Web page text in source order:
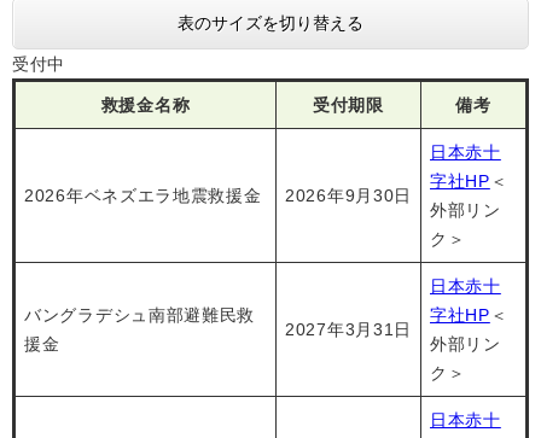
表のサイズを切り替える
受付中
救援金名称 受付期限 備考
2026年ベネズエラ地震救援金 2026年9月30日
日本赤十
字社HP ＜
外部リン
ク＞
バングラデシュ南部避難民救
援金
2027年3月31日
日本赤十
字社HP ＜
外部リン
ク＞
日本赤十